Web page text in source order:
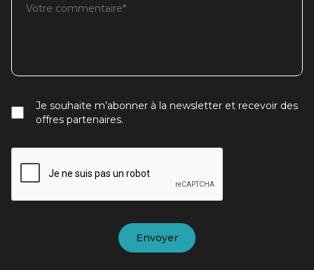
Je souhaite m’abonner à la newsletter et recevoir des
offres partenaires.